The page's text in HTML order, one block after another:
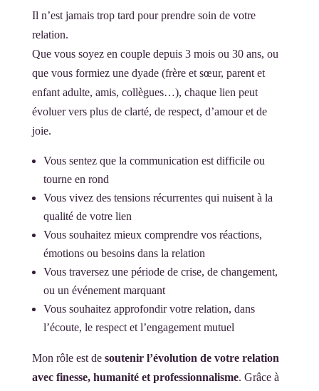
Il n’est jamais trop tard pour prendre soin de votre
relation.
Que vous soyez en couple depuis 3 mois ou 30 ans, ou
que vous formiez une dyade (frère et sœur, parent et
enfant adulte, amis, collègues…), chaque lien peut
évoluer vers plus de clarté, de respect, d’amour et de
joie.
Vous sentez que la communication est difficile ou
tourne en rond
Vous vivez des tensions récurrentes qui nuisent à la
qualité de votre lien
Vous souhaitez mieux comprendre vos réactions,
émotions ou besoins dans la relation
Vous traversez une période de crise, de changement,
ou un événement marquant
Vous souhaitez approfondir votre relation, dans
l’écoute, le respect et l’engagement mutuel
Mon rôle est de soutenir l’évolution de votre relation
avec finesse, humanité et professionnalisme. Grâce à